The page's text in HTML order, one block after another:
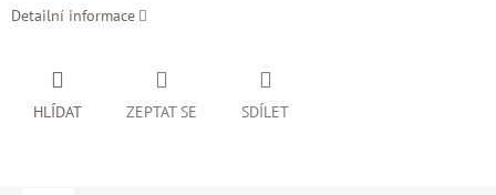
Detailní informace
ZEPTAT SE
HLÍDAT SDÍLET